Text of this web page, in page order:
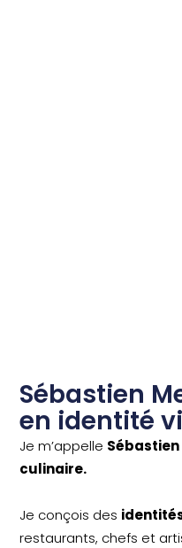
Sébastien
en identité
Je m’appelle
culinaire.
Je conçois des
restaurants, chefs et